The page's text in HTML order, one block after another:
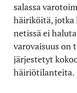
salassa
häiriköitä, jotka
netissä ei
varovaisuus on
järjestetyt
häiriötilanteita.